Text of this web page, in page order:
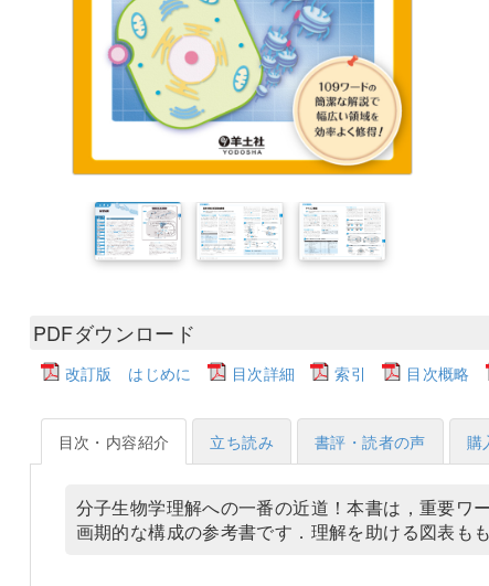
PDFダウンロード
改訂版 はじめに 目次詳細 索引 目次概略
目次・内容紹介 立ち読み 書評・読者の声 購
分子生物学理解への一番の近道！本書は，重要ワ
画期的な構成の参考書です．理解を助ける図表も